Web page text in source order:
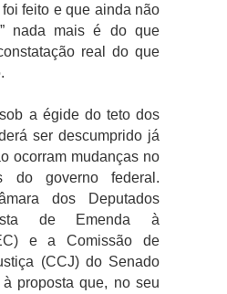
feito e que ainda não
nada mais é do que
real do que
a égide do teto dos
ser descumprido já
ocorram mudanças no
do governo federal.
dos Deputados
de Emenda à
e a Comissão de
(CCJ) do Senado
proposta que, no seu